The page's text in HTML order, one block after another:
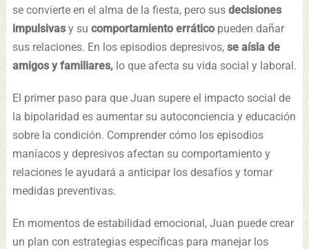
se convierte en el alma de la fiesta, pero sus decisiones
impulsivasy su comportamiento erráticopueden dañar
sus relaciones. En los episodios depresivos, se aísla de
amigos y familiares,lo que afecta su vida social y laboral.
El primer paso para que Juan supere el impacto social de
la bipolaridad es aumentar su autoconciencia y educación
sobre la condición. Comprender cómo los episodios
maníacos y depresivos afectan su comportamiento y
relaciones le ayudará a anticipar los desafíos y tomar
medidas preventivas.
En momentos de estabilidad emocional, Juan puede crear
un plan con estrategias específicas para manejar los